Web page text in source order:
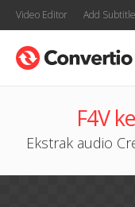
Video Editor Add
F4V
Ekstrak audio